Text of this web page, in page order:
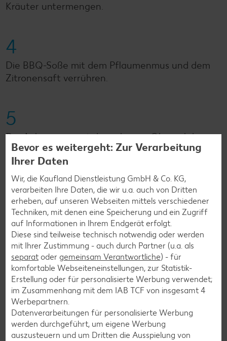
Kräuter untermengen.
4
Die BBQ-Soße mit dem Pflaumenmus und dem
Zitronensaft verrühren.
5
Die Auberginen mit dem übrigen Olivenöl dünn
einpinseln und auf den Grill legen.
6
Von jeder Seite etwa 6 Minuten grillen. Die
Auberginen dann vom Rost nehmen und mit dem
BBQ-Soßen-Mix marinieren.
Zurück zur Übersicht
Bevor es weitergeht: Zur Verarbeitung
Ihrer Daten
Wir, die Kaufland Dienstleistung GmbH & Co. KG,
verarbeiten Ihre Daten, die wir u.a. auch von Dritten
erheben, auf unseren Webseiten mittels verschiedener
Techniken, mit denen eine Speicherung und ein Zugriff
auf Informationen in Ihrem Endgerät erfolgt.
Diese sind teilweise technisch notwendig oder werden
mit Ihrer Zustimmung - auch durch Partner (u.a. als
separat oder gemeinsam Verantwortliche) - für
komfortable Webseiteneinstellungen, zur Statistik-
Erstellung oder für personalisierte Werbung verwendet;
im Zusammenhang mit dem IAB TCF von insgesamt 4
Werbepartnern.
Datenverarbeitungen für personalisierte Werbung
werden durchgeführt, um eigene Werbung
auszusteuern und um Dritten die Ausspielung von